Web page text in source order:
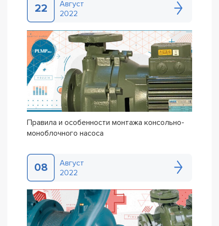
22
Август
2022
Правила и особенности монтажа консольно-
моноблочного насоса
08
Август
2022